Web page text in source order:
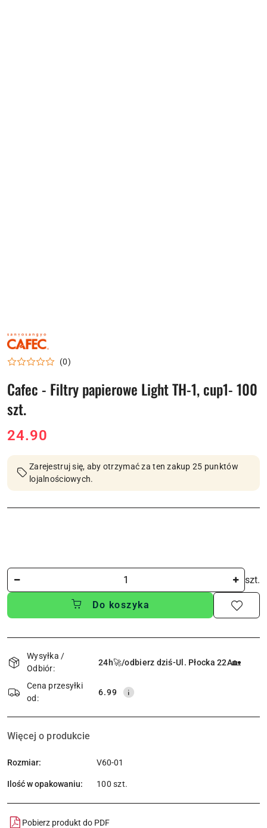
NAZWA
PRODUCENTA:
(0)
Cafec - Filtry papierowe Light TH-1, cup1- 100
szt.
cena:
24.90
Zarejestruj się, aby otrzymać za ten zakup 25 punktów
lojalnościowych.
szt.
Do koszyka
Dostępność
i
dostawa
Wysyłka /
Odbiór:
24h🚀/odbierz dziś-Ul. Płocka 22A🏡
Cena przesyłki
od:
6.99
Więcej o produkcie
Rozmiar: V60-01
Ilość w opakowaniu: 100 szt.
Pobierz produkt do PDF